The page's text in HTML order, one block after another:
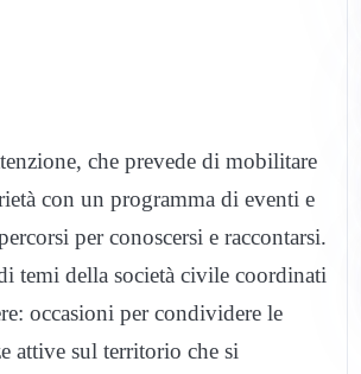
che prevede di mobilitare
con un programma di eventi e
per conoscersi e raccontarsi.
temi della società civile coordinati
occasioni per condividere le
attive sul territorio che si